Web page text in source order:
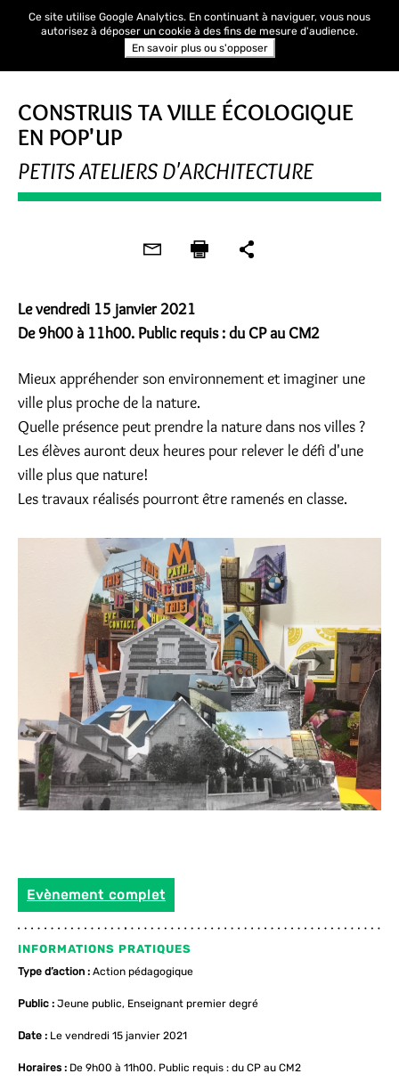
ACTION PÉDAGOGIQUE
CONSTRUIS TA VILLE ÉCOLOGIQUE
EN POP'UP
PETITS ATELIERS D'ARCHITECTURE
Le vendredi 15 janvier 2021
De 9h00 à 11h00. Public requis : du CP au CM2
Mieux appréhender son environnement et imaginer une
ville plus proche de la nature.
Quelle présence peut prendre la nature dans nos villes ?
Les élèves auront deux heures pour relever le défi d'une
ville plus que nature!
Les travaux réalisés pourront être ramenés en classe.
Evènement complet
INFORMATIONS PRATIQUES
Type d’action : Action pédagogique
Public : Jeune public, Enseignant premier degré
Date : Le vendredi 15 janvier 2021
Horaires : De 9h00 à 11h00. Public requis : du CP au CM2
Ce site utilise Google Analytics. En continuant à naviguer, vous nous
autorisez à déposer un cookie à des fins de mesure d'audience.
En savoir plus ou s'opposer